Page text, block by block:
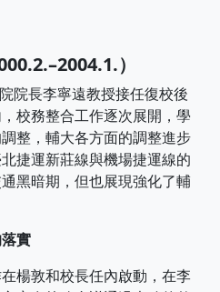
）
長李寧遠教授接任復校後
校務整合工作逐次展開，學
整，輔大各方面的調整進步
捷運新莊線與機場捷運線的
黑暗期，但也展現強化了輔
實
敦和校長任內啟動，在李